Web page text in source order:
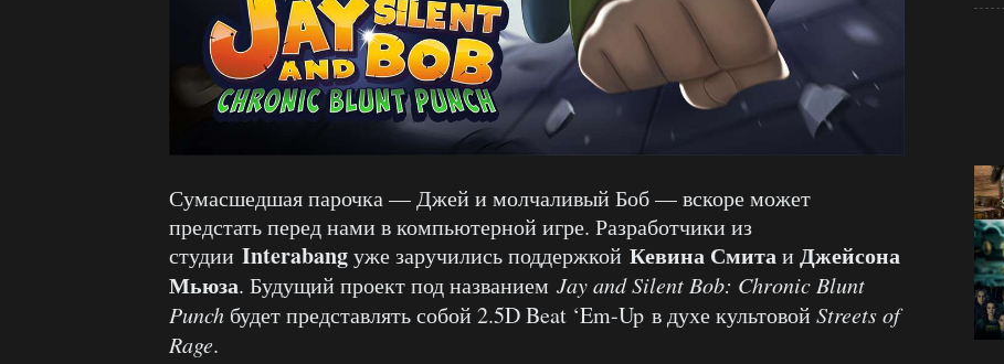
Сумасшедшая парочка — Джей и молчаливый Боб — вскоре может
предстать перед нами в компьютерной игре. Разработчики из
студии Interabangуже заручились поддержкой Кевина Смитаи Джейсона
Мьюза. Будущий проект под названием Jay and Silent Bob: Chronic Blunt
Punch будет представлять собой 2.5D Beat ‘Em-Up в духе культовой Streets of
Rage.